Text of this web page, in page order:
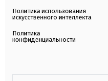
Политика использования
искусственного интеллекта
Политика
конфиденциальности